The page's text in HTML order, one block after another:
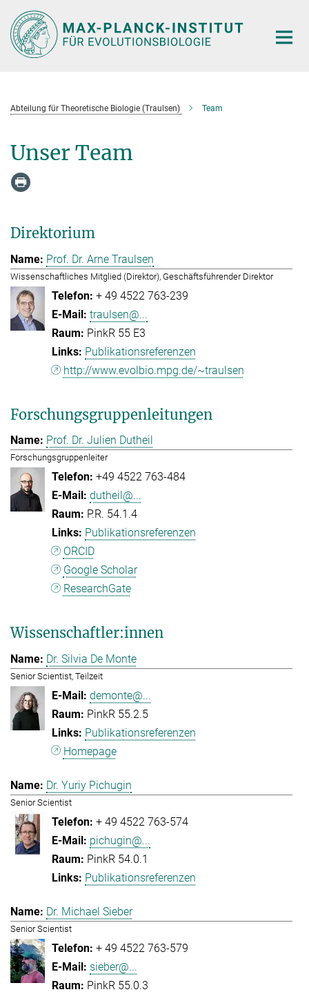
Hauptinhalt
Abteilung für Theoretische Biologie (Traulsen) Team
Unser Team
Direktorium
Prof. Dr. Arne Traulsen
Wissenschaftliches Mitglied (Direktor), Geschäftsführender Direktor
+ 49 4522 763-239
traulsen@...
PinkR 55 E3
Publikationsreferenzen
http://www.evolbio.mpg.de/~traulsen
Forschungsgruppenleitungen
Prof. Dr. Julien Dutheil
Forschungsgruppenleiter
+49 4522 763-484
dutheil@...
P.R. 54.1.4
Publikationsreferenzen
ORCID
Google Scholar
ResearchGate
Wissenschaftler:innen
Dr. Silvia De Monte
Senior Scientist, Teilzeit
demonte@...
PinkR 55.2.5
Publikationsreferenzen
Homepage
Dr. Yuriy Pichugin
Senior Scientist
+ 49 4522 763-574
pichugin@...
PinkR 54.0.1
Publikationsreferenzen
Dr. Michael Sieber
Senior Scientist
+ 49 4522 763-579
sieber@...
PinkR 55.0.3